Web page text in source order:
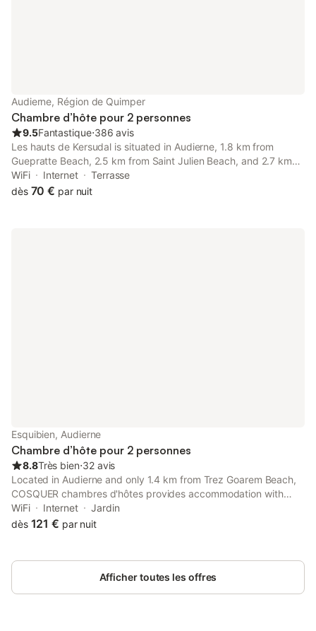
hypoallergéniques.
Audierne, Région de Quimper
Chambre d’hôte pour 2 personnes
9.5Fantastique⋅386 avis
Les hauts de Kersudal is situated in Audierne, 1.8 km from
Guepratte Beach, 2.5 km from Saint Julien Beach, and 2.7 km
from Trescadec Beach.
WiFi Internet
Terrasse
dès 70 € par nuit
Esquibien, Audierne
Chambre d’hôte pour 2 personnes
8.8Très bien⋅32 avis
Located in Audierne and only 1.4 km from Trez Goarem Beach,
COSQUER chambres d'hôtes provides accommodation with
garden views, free WiFi and free private parking.
WiFi Internet
Jardin
dès 121 € par nuit
Afficher toutes les offres